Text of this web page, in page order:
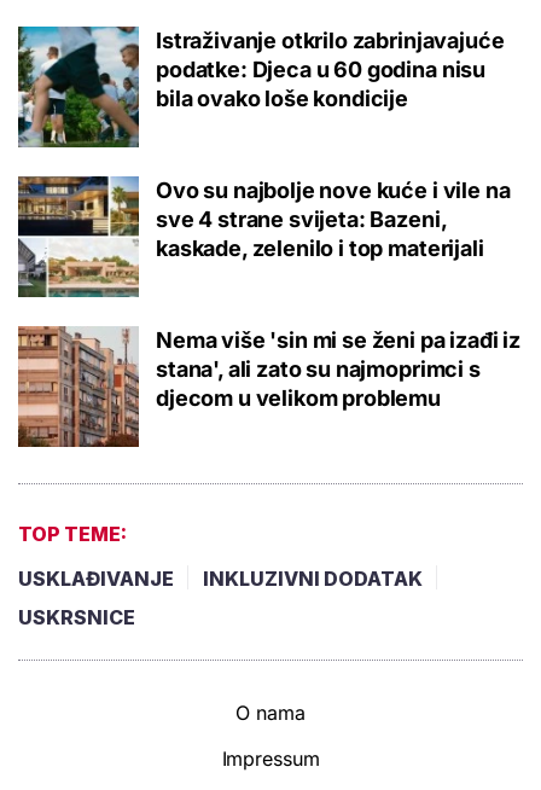
Istraživanje otkrilo zabrinjavajuće
podatke: Djeca u 60 godina nisu
bila ovako loše kondicije
Ovo su najbolje nove kuće i vile na
sve 4 strane svijeta: Bazeni,
kaskade, zelenilo i top materijali
Nema više 'sin mi se ženi pa izađi iz
stana', ali zato su najmoprimci s
djecom u velikom problemu
TOP TEME:
USKLAĐIVANJE
INKLUZIVNI DODATAK
USKRSNICE
O nama
Impressum